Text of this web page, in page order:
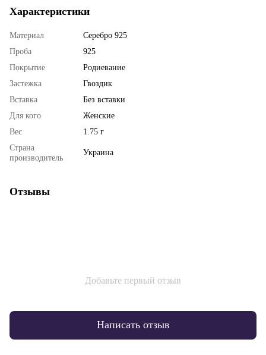
Характеристики
Материал
Серебро 925
Проба
925
Покрытие
Родиевание
Застежка
Гвоздик
Вставка
Без вставки
Для кого
Женские
Вес
1.75 г
Страна
производитель
Украина
Отзывы
Добавьте первый отзыв
Написать отзыв